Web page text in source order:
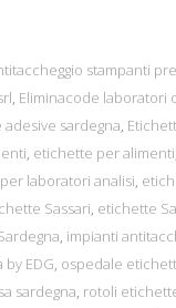
stampanti
, Eliminacode laboratori
sardegna,
, etichette per alimenti
laboratori analisi,
Sassari, etichette
, impianti
by EDG, ospedale
sardegna, rotoli